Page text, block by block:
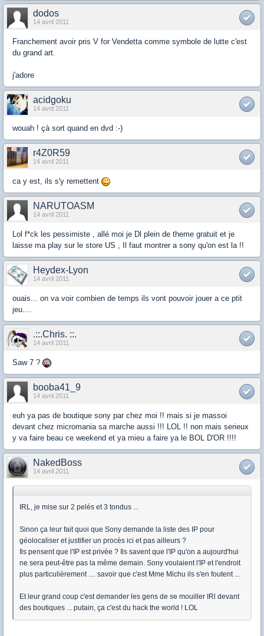
dodos
14 avril 2011
Franchement avoir pris V for Vendetta comme symbole de lutte c'est
du grand art.
j'adore
acidgoku
14 avril 2011
wouah ! çà sort quand en dvd :-)
r4Z0R59
14 avril 2011
ca y est, ils s'y remettent
NARUTOASM
14 avril 2011
Lol f*ck les pessimiste , allé moi je Dl plein de theme gratuit et je
laisse ma play sur le store US , Il faut montrer a sony qu'on est la !!
Heydex-Lyon
14 avril 2011
ouais... on va voir combien de temps ils vont pouvoir jouer a ce ptit
jeu....
.::.Chris. ::.
14 avril 2011
Saw 7 ?
booba41_9
14 avril 2011
euh ya pas de boutique sony par chez moi !! mais si je massoi
devant chez micromania sa marche aussi !!! LOL !! non mais serieux
y va faire beau ce weekend et ya mieu a faire ya le BOL D'OR !!!!
NakedBoss
14 avril 2011
IRL, je mise sur 2 pelés et 3 tondus ...
Sinon ça leur fait quoi que Sony demande la liste des IP pour
géolocaliser et justifier un procès ici et pas ailleurs ?
Ils pensent que l'IP est privée ? Ils savent que l'IP qu'on a aujourd'hui
ne sera peut-être pas la même demain. Sony voulaient l'IP et l'endroit
plus particulièrement .... savoir que c'est Mme Michu ils s'en foutent ...
Et leur grand coup c'est demander les gens de se mouiller IRl devant
des boutiques ... putain, ça c'est du hack the world ! LOL